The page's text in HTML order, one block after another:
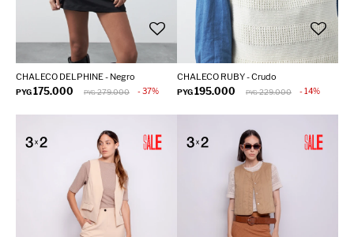
CHALECO DELPHINE - Negro
PYG175.000 PYG 279.000 37
CHALECO RUBY - Crudo
PYG195.000 PYG 229.000 14